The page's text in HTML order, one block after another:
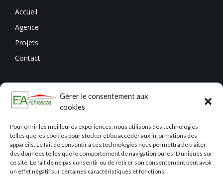
Gérer le consentement aux
cookies
Pour offrir les meilleures expériences, nous utilisons des technologies
telles que les cookies pour stocker et/ou accéder aux informations des
appareils. Le fait de consentir à ces technologies nous permettra de traiter
des données telles que le comportement de navigation ou les ID uniques sur
ce site. Le fait de ne pas consentir ou de retirer son consentement peut avoir
un effet négatif sur certaines caractéristiques et fonctions.
Accueil
Agence
Projets
Contact